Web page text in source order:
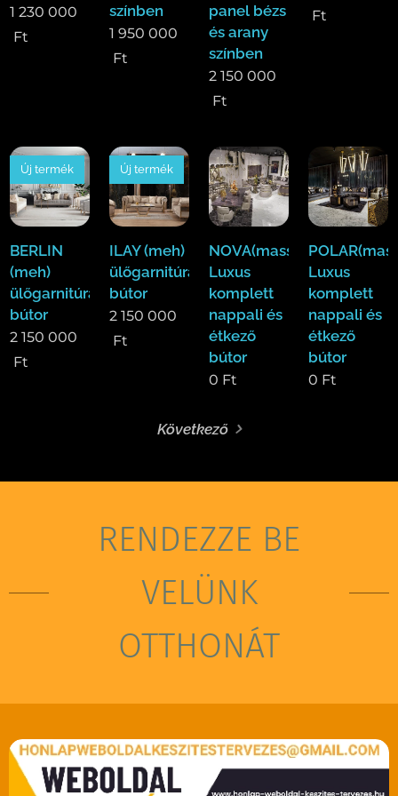
1 230 000
Ft
színben
1 950 000
Ft
panel bézs
és arany
színben
2 150 000
Ft
Ft
BERLIN
(meh)
ülőgarnitúra
bútor
Új termék
2 150 000
Ft
ILAY (meh)
ülőgarnitúra
bútor
Új termék
2 150 000
Ft
NOVA(mass)
Luxus
komplett
nappali és
étkező
bútor
0 Ft
Luxus
komplett
nappali és
étkező
bútor
0 Ft
Következő
RENDEZZE BE
VELÜNK
OTTHONÁT